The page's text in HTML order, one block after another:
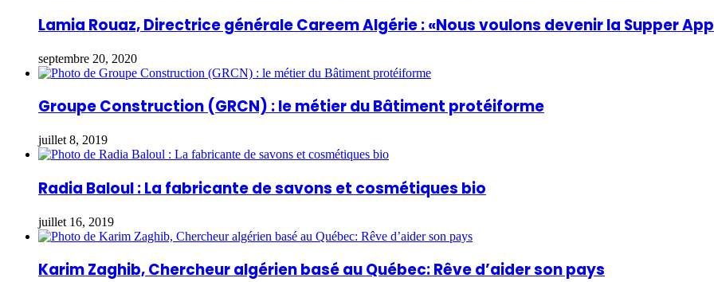
Lamia Rouaz, Directrice générale Careem Algérie : «Nous voulons devenir la Supper App
septembre 20, 2020
Groupe Construction (GRCN) : le métier du Bâtiment protéiforme
juillet 8, 2019
Radia Baloul : La fabricante de savons et cosmétiques bio
juillet 16, 2019
Karim Zaghib, Chercheur algérien basé au Québec: Rêve d’aider son pays